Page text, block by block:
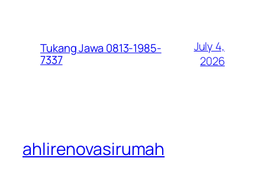
Tukang Jawa 0813-1985-
7337
July 4,
2026
ahlirenovasirumah